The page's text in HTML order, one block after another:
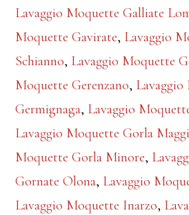
Lavaggio Moquette Galliate
Moquette Gavirate, Lavaggio
Schianno, Lavaggio Moquette
Moquette Gerenzano,
Germignaga, Lavaggio
Lavaggio Moquette Gorla
Moquette Gorla Minore,
Gornate Olona, Lavaggio
Lavaggio Moquette Inarzo,